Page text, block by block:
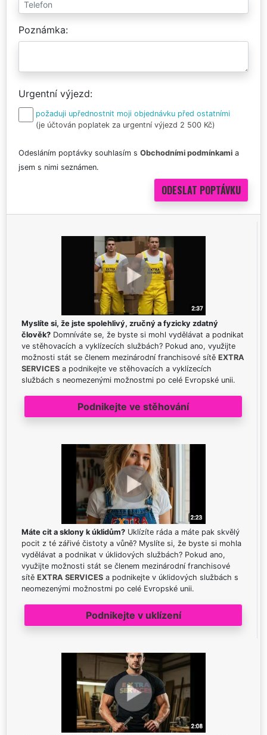
Poznámka
Urgentní výjezd
požaduji upřednostnit moji objednávku před ostatními
(je účtován poplatek za urgentní výjezd 2 500 Kč)
Odesláním poptávky souhlasím s Obchodními podmínkami a
jsem s nimi seznámen.
Myslíte si, že jste spolehlivý, zručný a fyzicky zdatný
člověk? Domníváte se, že byste si mohl vydělávat a podnikat
ve stěhovacích a vyklízecích službách? Pokud ano, využijte
možnosti stát se členem mezinárodní franchisové sítě EXTRA
SERVICES a podnikejte ve stěhovacích a vyklízecích
službách s neomezenými možnostmi po celé Evropské unii.
Podnikejte ve stěhování
Máte cit a sklony k úklidům? Uklízíte ráda a máte pak skvělý
pocit z té zářivé čistoty a vůně? Myslíte si, že byste si mohla
vydělávat a podnikat v úklidových službách? Pokud ano,
využijte možnosti stát se členem mezinárodní franchisové
sítě EXTRA SERVICES a podnikejte v úklidových službách s
neomezenými možnostmi po celé Evropské unii.
Podnikejte v uklízení